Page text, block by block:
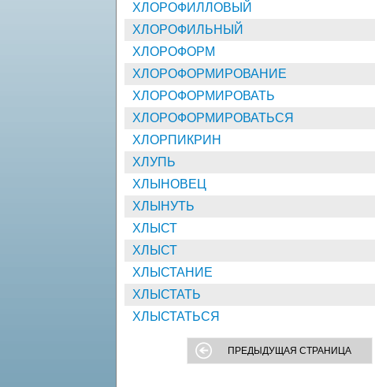
ХЛОРОФИЛЛОВЫЙ
ХЛОРОФИЛЬНЫЙ
ХЛОРОФОРМ
ХЛОРОФОРМИРОВАНИЕ
ХЛОРОФОРМИРОВАТЬ
ХЛОРОФОРМИРОВАТЬСЯ
ХЛОРПИКРИН
ХЛУПЬ
ХЛЫНОВЕЦ
ХЛЫНУТЬ
ХЛЫСТ
ХЛЫСТ
ХЛЫСТАНИЕ
ХЛЫСТАТЬ
ХЛЫСТАТЬСЯ
ПРЕДЫДУЩАЯ СТРАНИЦА